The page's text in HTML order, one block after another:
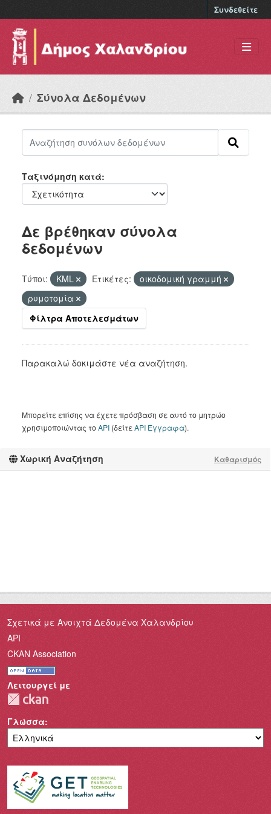
Συνδεθείτε
Σύνολα Δεδομένων
Χωρική Αναζήτηση Καθαρισμός
Ταξινόμηση κατά
Δε βρέθηκαν σύνολα
δεδομένων
Τύποι: KML Ετικέτες:
οικοδομική γραμμή
ρυμοτομία
Φίλτρα Αποτελεσμάτων
Παρακαλώ δοκιμάστε νέα αναζήτηση.
Μπορείτε επίσης να έχετε πρόσβαση σε αυτό το μητρώο
χρησιμοποιώντας τοAPI (δείτεAPI Έγγραφα).
Σχετικά με Ανοιχτά Δεδομένα Χαλανδρίου
API
CKAN Association
Λειτουργεί με
Γλώσσα